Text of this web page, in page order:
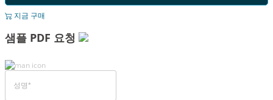
지금 구매
샘플 PDF 요청